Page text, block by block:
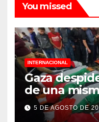
You missed
INTERNACIONAL
Gaza
de una
asesinados
genocidio
5 DE AGOSTO DE